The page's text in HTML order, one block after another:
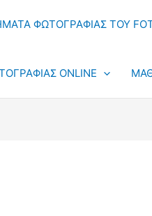
ΦΩΤΟΓΡΑΦΙΑΣ ΤΟΥ
ONLINE